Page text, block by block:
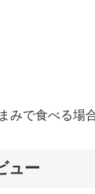
みで食べる場合
ュー